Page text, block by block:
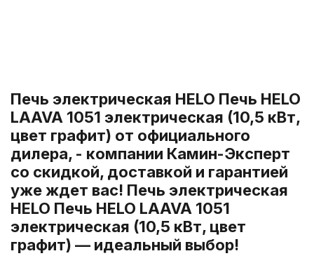
Печь электрическая HELO Печь HELO
LAAVA 1051 электрическая (10,5 кВт,
цвет графит) от официального
дилера, - компании Камин-Эксперт
со скидкой, доставкой и гарантией
уже ждет вас! Печь электрическая
HELO Печь HELO LAAVA 1051
электрическая (10,5 кВт, цвет
графит) — идеальный выбор!